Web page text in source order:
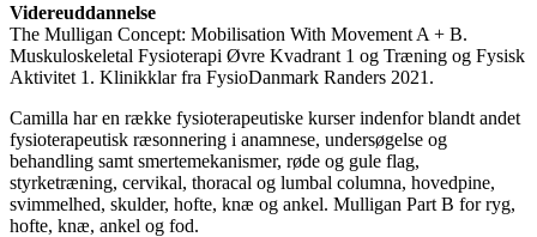
Videreuddannelse
The Mulligan Concept: Mobilisation With Movement A + B.
Muskuloskeletal Fysioterapi Øvre Kvadrant 1 og Træning og Fysisk
Aktivitet 1. Klinikklar fra FysioDanmark Randers 2021.
Camilla har en række fysioterapeutiske kurser indenfor blandt andet
fysioterapeutisk ræsonnering i anamnese, undersøgelse og
behandling samt smertemekanismer, røde og gule flag,
styrketræning, cervikal, thoracal og lumbal columna, hovedpine,
svimmelhed, skulder, hofte, knæ og ankel. Mulligan Part B for ryg,
hofte, knæ, ankel og fod.